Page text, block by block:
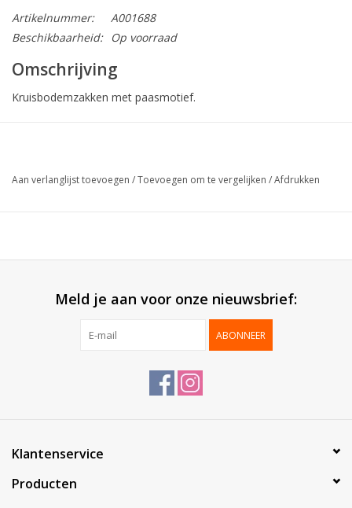
Artikelnummer:
A001688
Beschikbaarheid:
Op voorraad
Omschrijving
Kruisbodemzakken met paasmotief.
Verpakt per:
100 stuks
Aan verlanglijst toevoegen /Toevoegen om te vergelijken /Afdrukken
Meld je aan voor onze nieuwsbrief:
ABONNEER
Klantenservice
Producten